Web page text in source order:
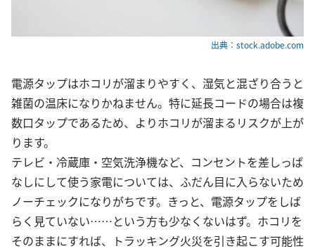
出典：stock.adobe.com
電源タップはホコリが溜まりやすく、湿気と混ざり合うと
雑菌の温床になりかねません。特に延長コードの場合は複
数口タップであるため、よりホコリが溜まるリスクが上が
ります。
テレビ・冷蔵庫・空気洗浄機など、コンセントを差しっぱ
なしにして使う家電については、ふだん目に入らないため
ノーチェックになりがちです。きっと、電源タップをしば
らく見ていない……という方も少なくないはず。ホコリを
そのままにすれば、トラッキング火災を引き起こす可能性